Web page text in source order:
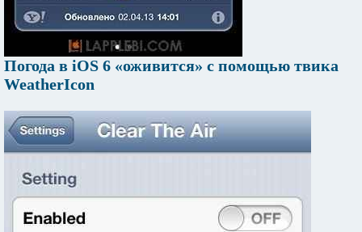
Погода в iOS 6 «оживится» с помощью твика
WeatherIcon